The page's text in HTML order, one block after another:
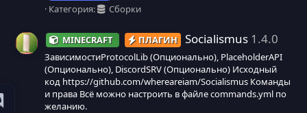
Категория: Сборки
MINECRAFT ПЛАГИН Socialismus 1.4.0
ЗависимостиProtocolLib (Опционально), PlaceholderAPI
(Опционально), DiscordSRV (Опционально) Исходный
код https://github.com/whereareiam/Socialismus Команды
и права Всё можно настроить в файле commands.yml по
желанию.